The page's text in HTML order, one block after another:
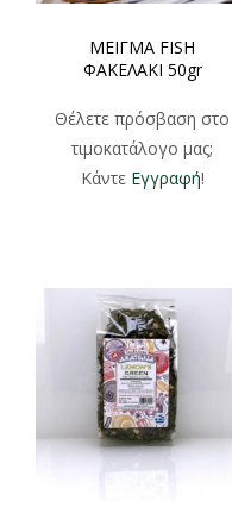
ΜΕΙΓΜΑ FISH
ΦΑΚΕΛΑΚΙ 50gr
Θέλετε πρόσβαση στο
τιμοκατάλογο μας;
Κάντε Εγγραφή!